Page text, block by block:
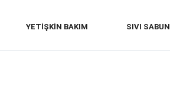
YETİŞKİN BAKIM SIVI SABUN